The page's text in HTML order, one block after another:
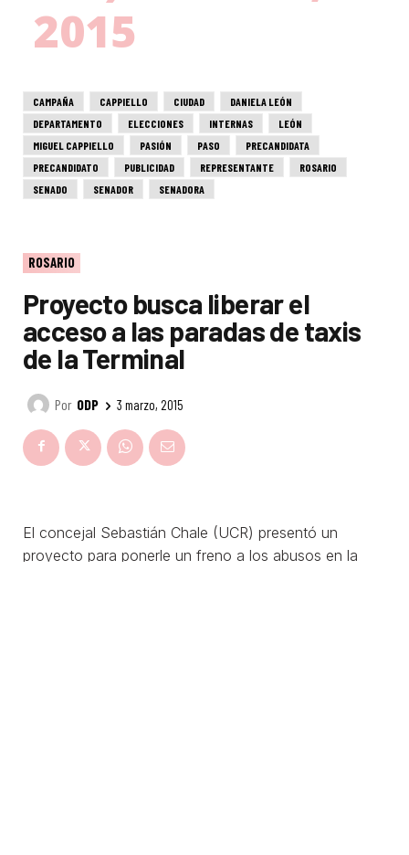
2015
CAMPAÑA CAPPIELLO CIUDAD
DANIELA LEÓN
DEPARTAMENTO
ELECCIONES INTERNAS
LEÓN
MIGUEL CAPPIELLO
PASIÓN PASO
PRECANDIDATA
PRECANDIDATO
PUBLICIDAD REPRESENTANTE
ROSARIO
SENADO
SENADOR SENADORA